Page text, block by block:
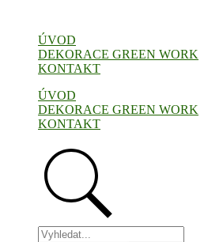
obsahuÚVOD
DEKORACE GREEN WORK
KONTAKT
ÚVOD
DEKORACE GREEN WORK
KONTAKT